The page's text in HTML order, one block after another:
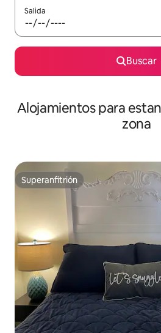
Salida
Buscar
Alojamientos para
zona
Superanfitrión
Superanfitrión